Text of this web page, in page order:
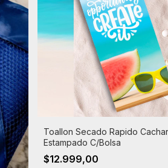
Toallon Secado Rapido
Estampado C/Bolsa
$12.999,00